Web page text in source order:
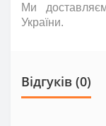
Ми
України.
Відгуків (0)